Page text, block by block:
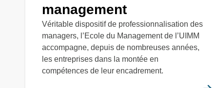
management
Véritable dispositif de professionnalisation des
managers, l’Ecole du Management de l’UIMM
accompagne, depuis de nombreuses années,
les entreprises dans la montée en
compétences de leur encadrement.